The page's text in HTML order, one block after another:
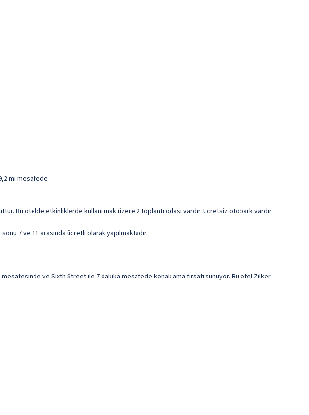
mi mesafede
Bu otelde etkinliklerde kullanılmak üzere 2 toplantı odası vardır. Ücretsiz otopark vardır.
7 ve 11 arasında ücretli olarak yapılmaktadır.
ve Sixth Street ile 7 dakika mesafede konaklama fırsatı sunuyor. Bu otel Zilker